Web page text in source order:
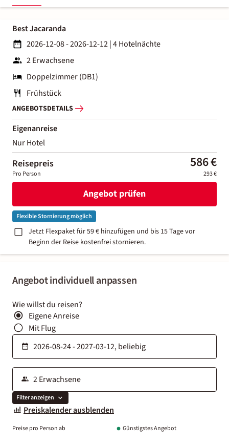
Angebot individuell anpassen
Wie willst du reisen?
Eigene Anreise
Mit Flug
Filter anzeigen
Preiskalender ausblenden
Preise pro Person ab Günstigstes Angebot
Best Jacaranda
2026-12-08 - 2026-12-12|4 Hotelnächte
2 Erwachsene
Doppelzimmer (DB1)
Frühstück
ANGEBOTSDETAILS
Eigenanreise
Nur Hotel
Reisepreis 586 €
Pro Person 293 €
Angebot prüfen
Flexible Stornierung möglich
Jetzt Flexpaket für 59 € hinzufügen und bis 15 Tage vor
Beginn der Reise kostenfrei stornieren.